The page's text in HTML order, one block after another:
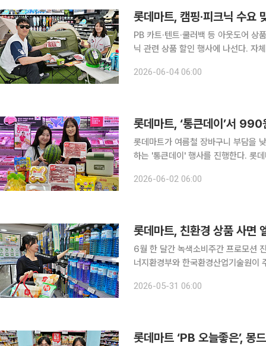
롯데마트, 캠핑·피크닉 수요
PB 카트·텐트·쿨러백 등 아웃도어 상품 구성 롯데마트가 여름 야외 활동 수요를 겨
닉 관련 상품 할인 행사에 나선다. 자
에 따르면 캠핑과 피크닉을 결합한 '
2026-06-04 06:00
롯데마트, ‘통큰데이’서
롯데마트가 여름철 장바구니 부담을
하는 '통큰데이' 행사를 진행한다. 롯데마트는 3일부터 7일까지 6월 '통큰데이'를 진행한다고 2일
에서는 상반기 고객들에게 높은 인기
2026-06-02 06:00
롯데마트, 친환경 상품 사면
6월 한 달간 녹색소비주간 프로모션 진행저탄
너지환경부와 한국환경산업기술원
화 정착에 기여하기 위해 마련했다.
2026-05-31 06:00
롯데마트 ‘PB 오늘좋은’, 몽